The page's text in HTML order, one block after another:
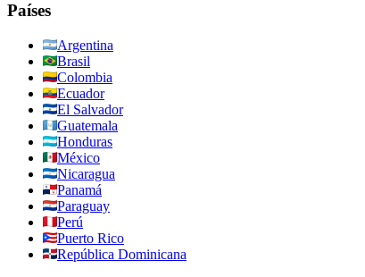
Países
Argentina
Brasil
Colombia
Ecuador
El Salvador
Guatemala
Honduras
México
Nicaragua
Panamá
Paraguay
Perú
Puerto Rico
República Dominicana